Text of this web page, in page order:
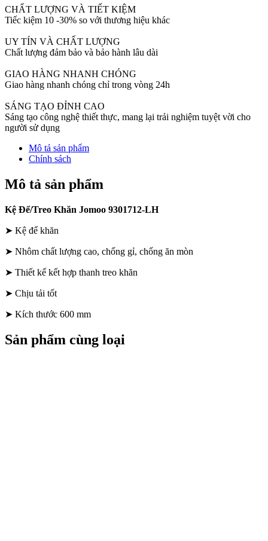
CHẤT LƯỢNG VÀ TIẾT KIỆM
Tiếc kiệm 10 -30% so với thương hiệu khác
UY TÍN VÀ CHẤT LƯỢNG
Chất lượng đảm bảo và bảo hành lâu dài
GIAO HÀNG NHANH CHÓNG
Giao hàng nhanh chóng chỉ trong vòng 24h
SÁNG TẠO ĐỈNH CAO
Sáng tạo công nghệ thiết thực, mang lại trải nghiệm tuyệt vời cho
người sử dụng
Mô tả sản phẩm
Chính sách
Mô tả sản phẩm
Kệ Để/Treo Khăn Jomoo 9301712-LH
➤ Kệ để khăn
➤ Nhôm chất lượng cao, chống gỉ, chống ăn mòn
➤ Thiết kế kết hợp thanh treo khăn
➤ Chịu tải tốt
➤ Kích thước 600 mm
Sản phẩm cùng loại